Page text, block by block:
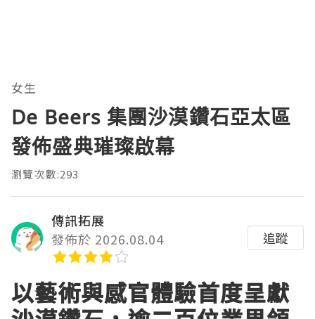
女生
De Beers 集團沙漠鑽石亞太區
發佈盛典璀璨啟幕
瀏覽次數:293
傳訊拓展
發佈於 2026.08.04
追蹤
以藝術與感官體驗首度呈獻